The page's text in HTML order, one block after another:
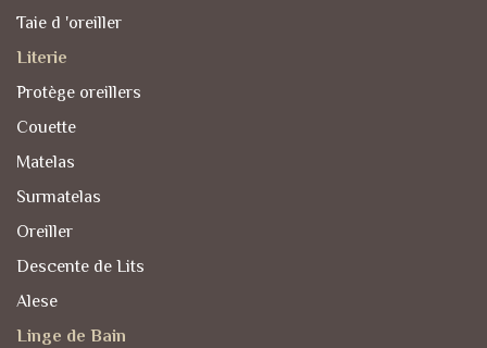
Taie d 'oreiller
Literie
Protège oreillers
Couette
Matelas
Surmatelas
Oreiller
Descente de Lits
Alese
Linge de Bain